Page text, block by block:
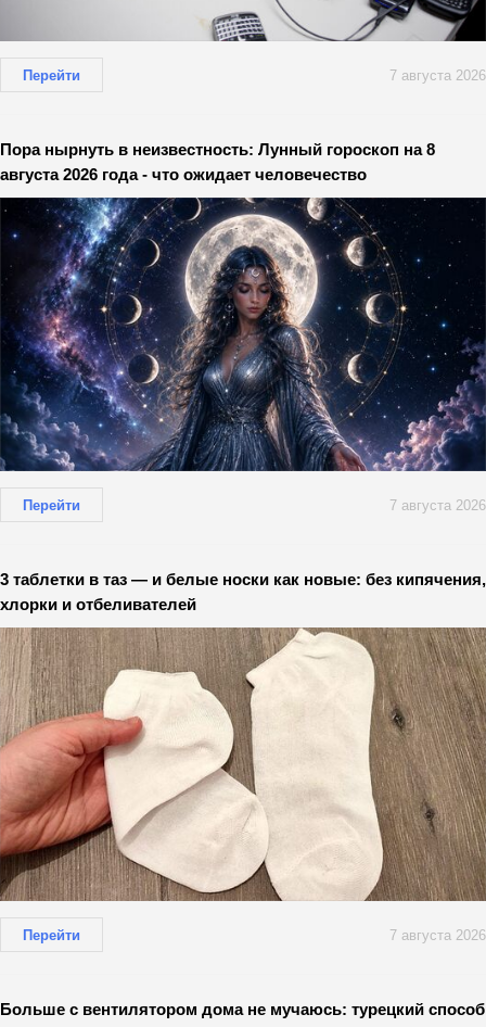
Перейти 7 августа 2026
Пора нырнуть в неизвестность: Лунный гороскоп на 8
августа 2026 года - что ожидает человечество
Перейти 7 августа 2026
3 таблетки в таз — и белые носки как новые: без кипячения,
хлорки и отбеливателей
Перейти 7 августа 2026
Больше с вентилятором дома не мучаюсь: турецкий способ